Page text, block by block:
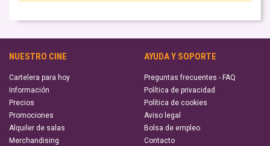
NUESTRO CINE
Cartelera para hoy
Información
Precios
Promociones
Alquiler de salas
Merchandising
AYUDA Y SOPORTE
Preguntas frecuentes - FAQ
Política de privacidad
Política de cookies
Aviso legal
Bolsa de empleo
Contacto